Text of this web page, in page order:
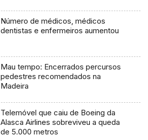
Número de médicos, médicos
dentistas e enfermeiros aumentou
Mau tempo: Encerrados percursos
pedestres recomendados na
Madeira
Telemóvel que caiu de Boeing da
Alasca Airlines sobreviveu a queda
de 5.000 metros